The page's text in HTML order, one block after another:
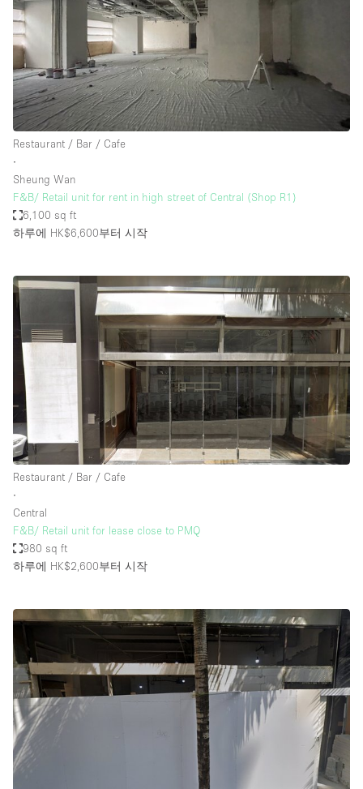
Restaurant / Bar / Cafe
∙
Sheung Wan
F&B/ Retail unit for rent in high street of Central (Shop R1)
6,100 sq ft
하루에 HK$6,600부터 시작
Restaurant / Bar / Cafe
∙
Central
F&B/ Retail unit for lease close to PMQ
980 sq ft
하루에 HK$2,600부터 시작